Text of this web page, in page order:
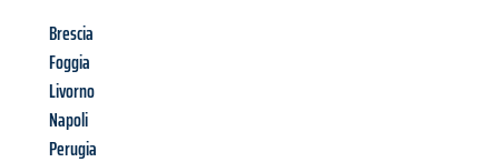
Brescia
Foggia
Livorno
Napoli
Perugia